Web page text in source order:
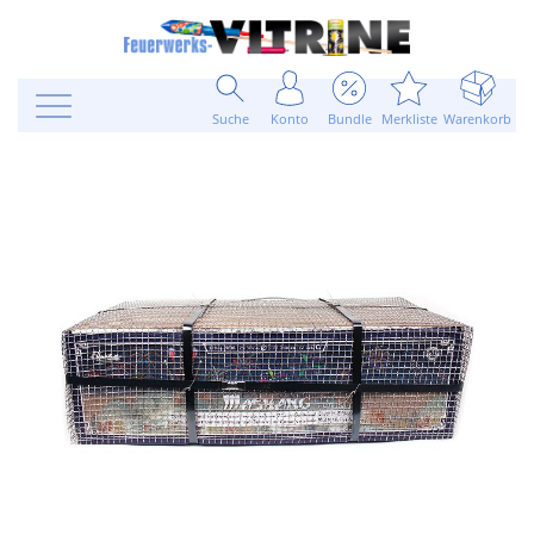
Suche Konto Bundle Merkliste Warenkorb